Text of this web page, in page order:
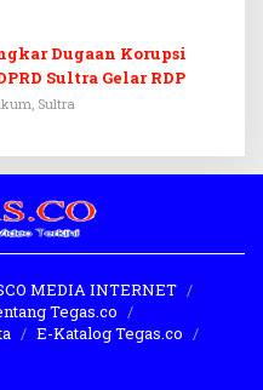
Dugaan Korupsi
Sultra Gelar RDP
Sultra
MEDIA INTERNET
Tegas.co
E-Katalog Tegas.co